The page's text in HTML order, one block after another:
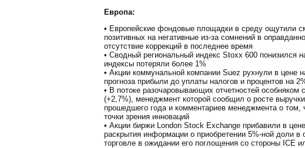
Европа:
• Европейские фондовые площадки в среду ощутили
позитивных на негативные из-за сомнений в
отсутствие коррекций в последнее время
• Сводный региональный индекс Stoxx 600 понизился
индексы потеряли более 1%
• Акции коммунальной компании Suez рухнули в цене
прогноза прибыли до уплаты налогов и процентов на
• В потоке разочаровывающих отчетностей особняком
(+2,7%), менеджмент которой сообщил о росте
прошедшего года и комментариев менеджмента о том,
точки зрения инноваций
• Акции биржи London Stock Exchange прибавили в
раскрытия информации о приобретении 5%-ной доли в
торговле в ожидании его поглощения со стороны ICE